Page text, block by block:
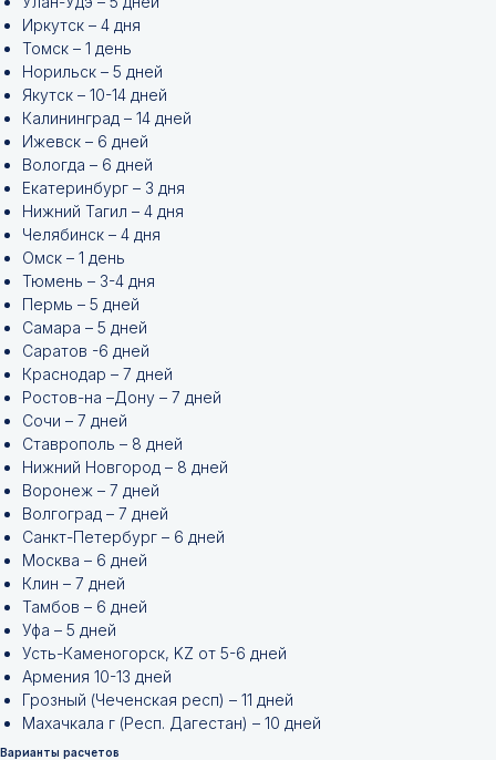
Иркутск – 4 дня
Томск – 1 день
Норильск – 5 дней
Якутск – 10-14 дней
Калининград – 14 дней
Ижевск – 6 дней
Вологда – 6 дней
Екатеринбург – 3 дня
Нижний Тагил – 4 дня
Челябинск – 4 дня
Омск – 1 день
Тюмень – 3-4 дня
Пермь – 5 дней
Самара – 5 дней
Саратов -6 дней
Краснодар – 7 дней
Ростов-на –Дону – 7 дней
Сочи – 7 дней
Ставрополь – 8 дней
Нижний Новгород – 8 дней
Воронеж – 7 дней
Волгоград – 7 дней
Санкт-Петербург – 6 дней
Москва – 6 дней
Клин – 7 дней
Тамбов – 6 дней
Уфа – 5 дней
Усть-Каменогорск, KZ от 5-6 дней
Армения 10-13 дней
Грозный (Чеченская респ) – 11 дней
Махачкала г (Респ. Дагестан) – 10 дней
Варианты расчетов